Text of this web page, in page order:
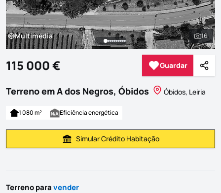
Multimédia
Multimédia Ver
16
115 000 € Guardar
Guardar
Terreno em A dos Negros, Óbidos Óbidos, Leiria
1 080 m² Eficiência energética
Simular Prestação
Simular Crédito Habitação
Terreno paravender